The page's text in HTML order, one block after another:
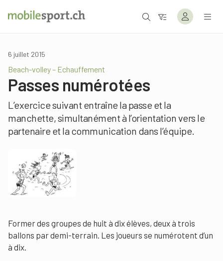
6 juillet 2015
Beach-volley – Echauffement
Passes numérotées
L’exercice suivant entraîne la passe et la
manchette, simultanément à l’orientation vers le
partenaire et la communication dans l’équipe.
Former des groupes de huit à dix élèves, deux à trois
ballons par demi-terrain. Les joueurs se numérotent d’un
à dix.